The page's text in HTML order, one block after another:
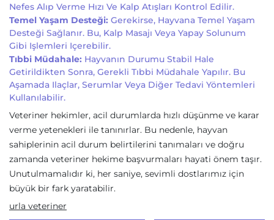
Nefes Alıp Verme Hızı Ve Kalp Atışları Kontrol Edilir.
Temel Yaşam Desteği: Gerekirse, Hayvana Temel Yaşam
Desteği Sağlanır. Bu, Kalp Masajı Veya Yapay Solunum
Gibi Işlemleri Içerebilir.
Tıbbi Müdahale: Hayvanın Durumu Stabil Hale
Getirildikten Sonra, Gerekli Tıbbi Müdahale Yapılır. Bu
Aşamada Ilaçlar, Serumlar Veya Diğer Tedavi Yöntemleri
Kullanılabilir.
Veteriner hekimler, acil durumlarda hızlı düşünme ve karar
verme yetenekleri ile tanınırlar. Bu nedenle, hayvan
sahiplerinin acil durum belirtilerini tanımaları ve doğru
zamanda veteriner hekime başvurmaları hayati önem taşır.
Unutulmamalıdır ki, her saniye, sevimli dostlarımız için
büyük bir fark yaratabilir.
urla veteriner